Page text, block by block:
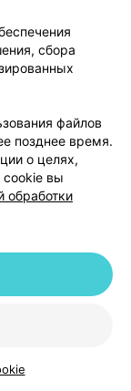
на
упаковке.
в виду
воды
как
закончен.
Одна
сбора
файлов
позднее время.
о целях,
cookie вы
обработки